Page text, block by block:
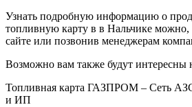
Узнать подробную информацию о
топливную карту в в Нальчике можно,
сайте или позвонив менеджерам
Возможно вам также будут интересны
Топливная карта ГАЗПРОМ – Сеть
и ИП